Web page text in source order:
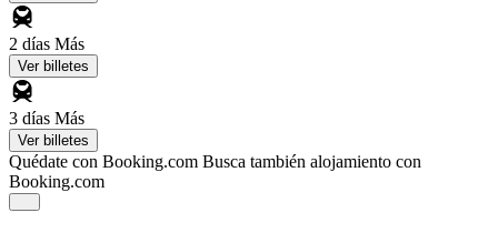
2 días Más
Ver billetes
3 días Más
Ver billetes
Quédate con Booking.com Busca también alojamiento con
Booking.com